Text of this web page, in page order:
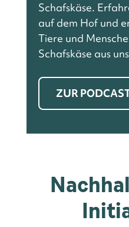
Schafskäse.
auf dem Hof und
Tiere und
Schafskäse aus
ZUR